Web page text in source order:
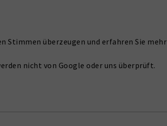
Stimmen überzeugen und erfahren Sie mehr
nicht von Google oder uns überprüft.